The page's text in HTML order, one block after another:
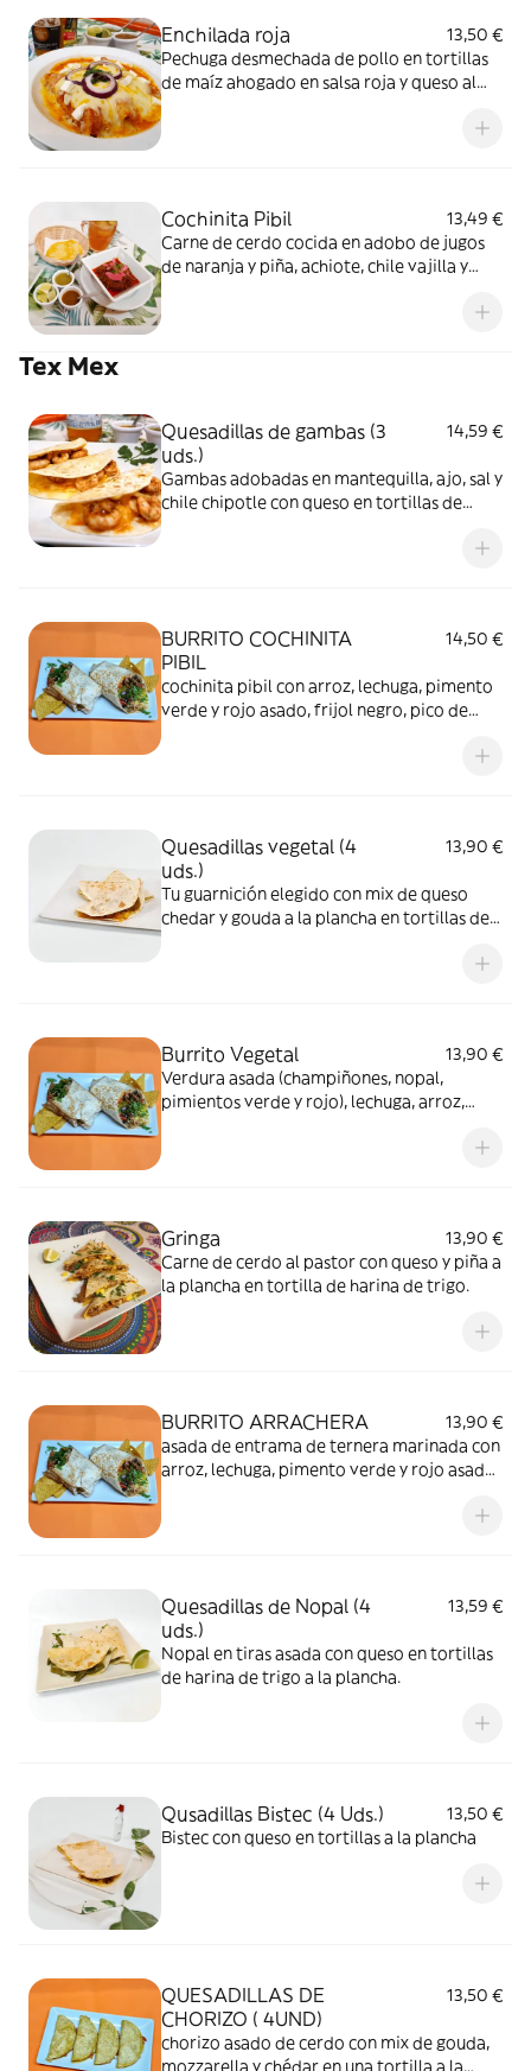
Enchilada roja
13,50 €
Pechuga desmechada de pollo en tortillas
de maíz ahogado en salsa roja y queso al
Cochinita Pibil
13,49 €
Carne de cerdo cocida en adobo de jugos
de naranja y piña, achiote, chile vajilla y
Tex Mex
Quesadillas de gambas (3
uds.)
14,59 €
Gambas adobadas en mantequilla, ajo, sal y
chile chipotle con queso en tortillas de
BURRITO COCHINITA
PIBIL
14,50 €
cochinita pibil con arroz, lechuga, pimento
verde y rojo asado, frijol negro, pico de
Quesadillas vegetal (4
uds.)
13,90 €
Tu guarnición elegido con mix de queso
chedar y gouda a la plancha en tortillas de
Burrito Vegetal
13,90 €
Verdura asada (champiñones, nopal,
pimientos verde y rojo), lechuga, arroz,
Gringa
13,90 €
Carne de cerdo al pastor con queso y piña a
la plancha en tortilla de harina de trigo.
BURRITO ARRACHERA
13,90 €
asada de entrama de ternera marinada con
arroz, lechuga, pimento verde y rojo asado,
Quesadillas de Nopal (4
uds.)
13,59 €
Nopal en tiras asada con queso en tortillas
de harina de trigo a la plancha.
Qusadillas Bistec (4 Uds.)
13,50 €
Bistec con queso en tortillas a la plancha
QUESADILLAS DE
CHORIZO ( 4UND)
13,50 €
chorizo asado de cerdo con mix de gouda,
mozzarella y chédar en una tortilla a la